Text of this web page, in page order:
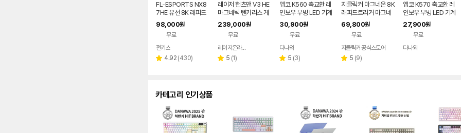
FL-ESPORTS NX8
7HE 유선 8K 래피드
트리거 자석축 키보드
민트 블랙, 저소음스톰
98,000원
무료
페이
펀키스
별 4.92 리
(430)
레이저 헌츠맨 V3 HE
마그네틱 텐키리스 게
이밍키보드 8KHz 기
계식 키보드
239,000원
무료
레이저온라인스토어
별 5 리
(1)
앱코 K560 축교환 레
인보우 무빙 LED 기계
식 블랙 (적축)
30,900원
무료
페이
다나와
별 5 리
(3)
지클릭커 마그네온 8K
래피드트리거 마그네
틱 자석축 텐키리스 게
이밍 기계식 키보드 G
RT87 문스톤그레이
레이저자몽 37g
69,800원
무료
지클릭커 공식스토어
별 5 리
(9)
앱코 K570 축교환 레
인보우 무빙 LED 기계
식 키보드 (갈축)
27,900원
무료
다나와
카테고리 인기상품